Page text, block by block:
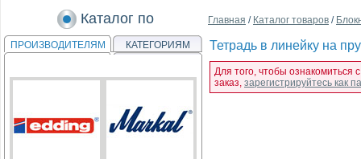
Каталог по
ПРОИЗВОДИТЕЛЯМ КАТЕГОРИЯМ
Главная / Каталог товаров /
Тетрадь в линейку на
Для того, чтобы ознакомиться
заказ, зарегистрируйтесь как